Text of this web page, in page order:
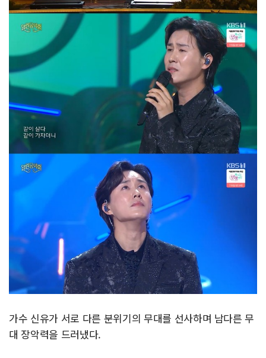
가수 신유가 서로 다른 분위기의 무대를 선사하며 남다른 무
대 장악력을 드러냈다.